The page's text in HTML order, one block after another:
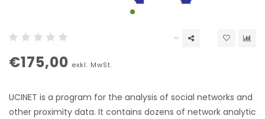
€175,00 exkl. MwSt.
UCINET is a program for the analysis of social networks and
other proximity data. It contains dozens of network analytic